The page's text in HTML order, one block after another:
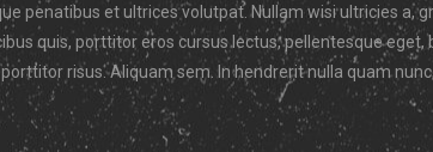
penatibus et ultrices volutpat. Nullam wisi ultricies a,
quis, porttitor eros cursus lectus, pellentesque
porttitor risus. Aliquam sem. In hendrerit nulla quam